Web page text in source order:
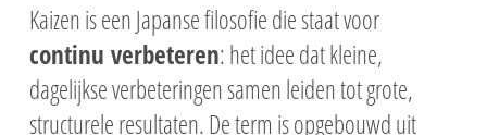
Kaizen is een Japanse filosofie die staat voor
continu verbeteren: het idee dat kleine,
dagelijkse verbeteringen samen leiden tot grote,
structurele resultaten. De term is opgebouwd uit